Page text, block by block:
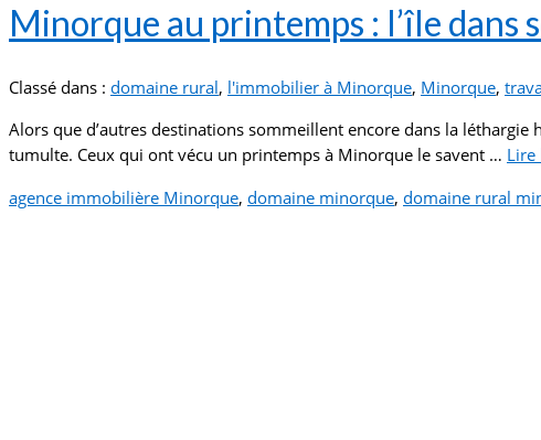
Minorque au printemps : l’île dans
Classé dans : domaine rural, l'immobilier à Minorque, Minorque,
Alors que d’autres destinations sommeillent encore dans la léthargie
tumulte. Ceux qui ont vécu un printemps à Minorque le savent … Lire
agence immobilière Minorque, domaine minorque, domaine rural